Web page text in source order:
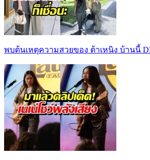
พบต้นเหตุความสวยของ ต้าเหนิง บ้านนี้